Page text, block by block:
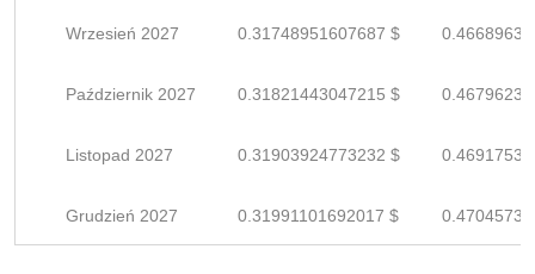
Wrzesień 2027 0.31748951607687 $
Październik 2027 0.31821443047215 $
Listopad 2027 0.31903924773232 $
Grudzień 2027 0.31991101692017 $